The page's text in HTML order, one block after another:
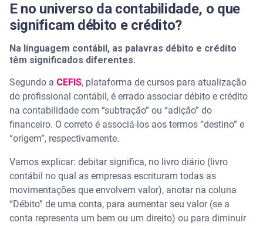
E no universo da contabilidade, o que
significam débito e crédito?
Na linguagem contábil, as palavras débito e crédito
têm significados diferentes.
Segundo a CEFIS, plataforma de cursos para atualização
do profissional contábil, é errado associar débito e crédito
na contabilidade com “subtração” ou “adição” do
financeiro. O correto é associá-los aos termos “destino” e
“origem”, respectivamente.
Vamos explicar: debitar significa, no livro diário (livro
contábil no qual as empresas escrituram todas as
movimentações que envolvem valor), anotar na coluna
“Débito” de uma conta, para aumentar seu valor (se a
conta representa um bem ou um direito) ou para diminuir